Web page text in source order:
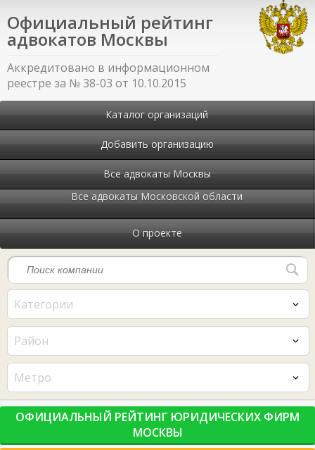
Официальный рейтинг
адвокатов Москвы
Аккредитовано в информационном
реестре за № 38-03 от 10.10.2015
Каталог организаций
Добавить организацию
Все адвокаты Москвы
Все адвокаты Московской области
О проекте
Категории
Район
Метро
ОФИЦИАЛЬНЫЙ РЕЙТИНГ ЮРИДИЧЕСКИХ ФИРМ
МОСКВЫ